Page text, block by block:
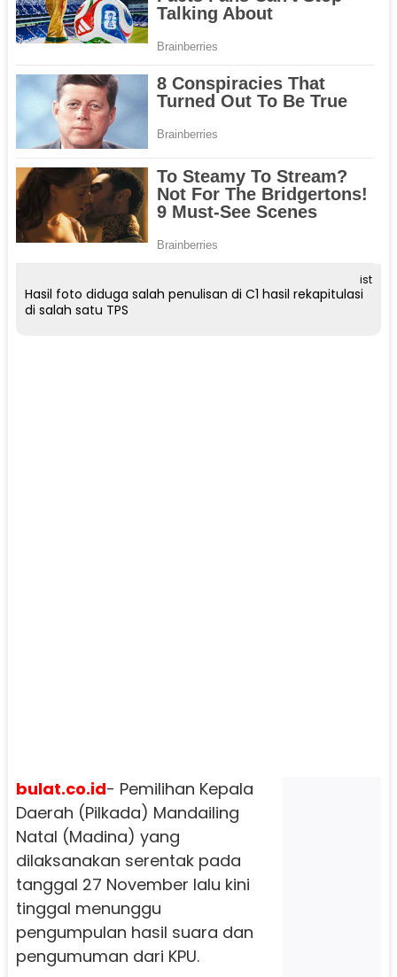
ist
Hasil foto diduga salah penulisan di C1 hasil rekapitulasi
di salah satu TPS
bulat.co.id- Pemilihan Kepala
Daerah (Pilkada) Mandailing
Natal (Madina) yang
dilaksanakan serentak pada
tanggal 27 November lalu kini
tinggal menunggu
pengumpulan hasil suara dan
pengumuman dari KPU.